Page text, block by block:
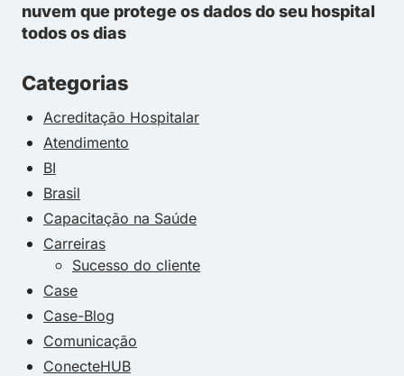
nuvem que protege os dados do seu hospital
todos os dias
Categorias
Acreditação Hospitalar
Atendimento
BI
Brasil
Capacitação na Saúde
Carreiras
Sucesso do cliente
Case
Case-Blog
Comunicação
ConecteHUB